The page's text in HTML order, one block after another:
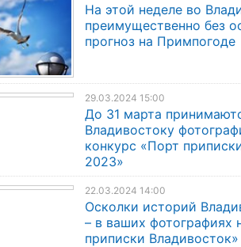
На этой неделе во
преимущественно без
прогноз на Примпогоде
29.03.2024 15:00
До 31 марта
Владивостоку
конкурс «Порт
2023»
22.03.2024 14:00
Осколки историй
– в ваших фотографиях
приписки Владивосток»